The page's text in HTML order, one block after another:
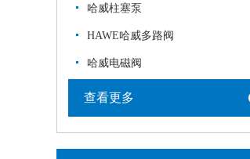
哈威柱塞泵
HAWE哈威多路阀
哈威电磁阀
查看更多